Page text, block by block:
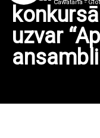
Cawatana -
uzvar